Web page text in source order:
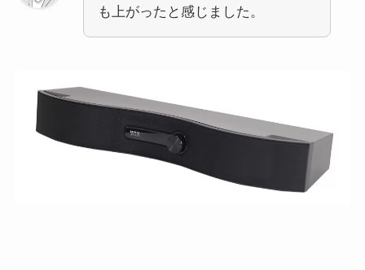
も上がったと感じました。